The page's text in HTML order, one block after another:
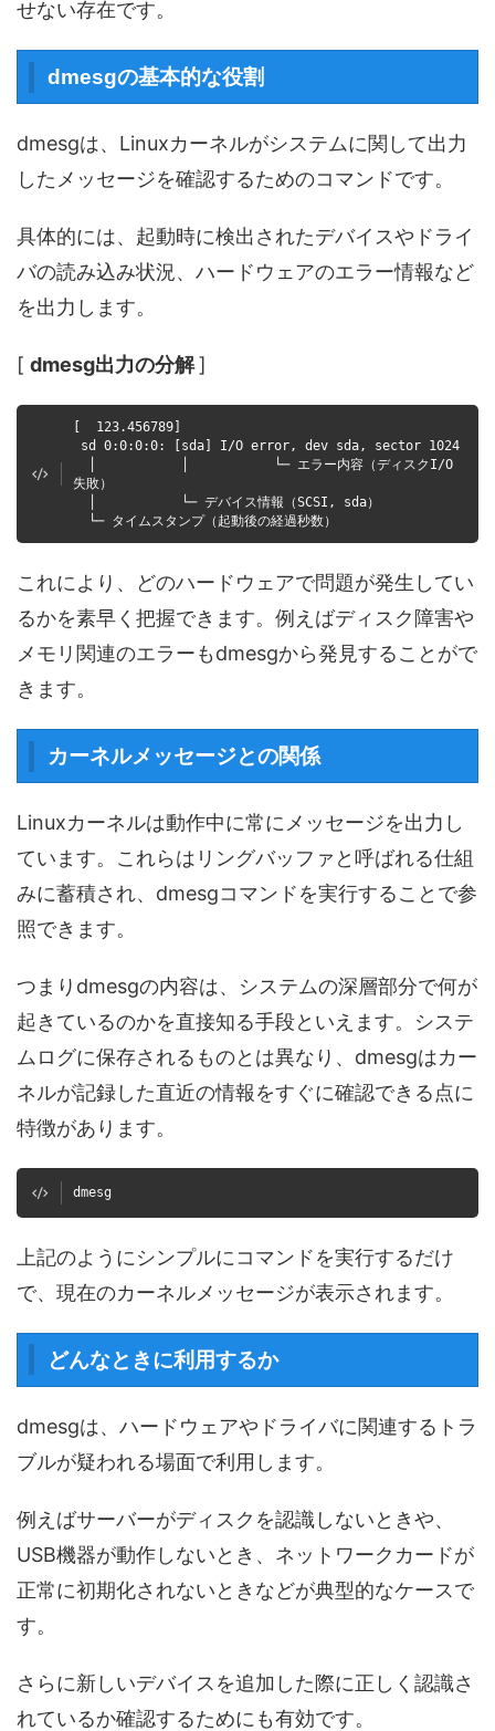
せない存在です。
dmesgの基本的な役割
dmesgは、Linuxカーネルがシステムに関して出力
したメッセージを確認するためのコマンドです。
具体的には、起動時に検出されたデバイスやドライ
バの読み込み状況、ハードウェアのエラー情報など
を出力します。
[ dmesg出力の分解]
[ 123.456789]
sd 0:0:0:0: [sda] I/O error, dev sda, sector 1024
│ │ └─ エラー内容（ディスクI/O
失敗）
│ └─ デバイス情報（SCSI, sda）
└─ タイムスタンプ（起動後の経過秒数）
これにより、どのハードウェアで問題が発生してい
るかを素早く把握できます。例えばディスク障害や
メモリ関連のエラーもdmesgから発見することがで
きます。
カーネルメッセージとの関係
Linuxカーネルは動作中に常にメッセージを出力し
ています。これらはリングバッファと呼ばれる仕組
みに蓄積され、dmesgコマンドを実行することで参
照できます。
つまりdmesgの内容は、システムの深層部分で何が
起きているのかを直接知る手段といえます。システ
ムログに保存されるものとは異なり、dmesgはカー
ネルが記録した直近の情報をすぐに確認できる点に
特徴があります。
dmesg
上記のようにシンプルにコマンドを実行するだけ
で、現在のカーネルメッセージが表示されます。
どんなときに利用するか
dmesgは、ハードウェアやドライバに関連するトラ
ブルが疑われる場面で利用します。
例えばサーバーがディスクを認識しないときや、
USB機器が動作しないとき、ネットワークカードが
正常に初期化されないときなどが典型的なケースで
す。
さらに新しいデバイスを追加した際に正しく認識さ
れているか確認するためにも有効です。